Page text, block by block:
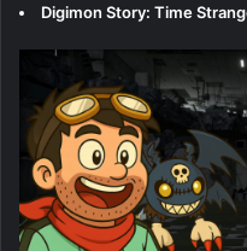
Digimon Story: Time